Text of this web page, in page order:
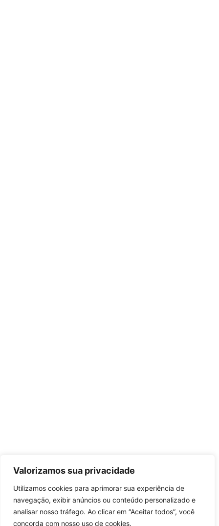
Valorizamos sua privacidade
Utilizamos cookies para aprimorar sua experiência de
navegação, exibir anúncios ou conteúdo personalizado e
analisar nosso tráfego. Ao clicar em “Aceitar todos”, você
concorda com nosso uso de cookies.